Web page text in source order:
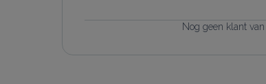
Nog geen klant